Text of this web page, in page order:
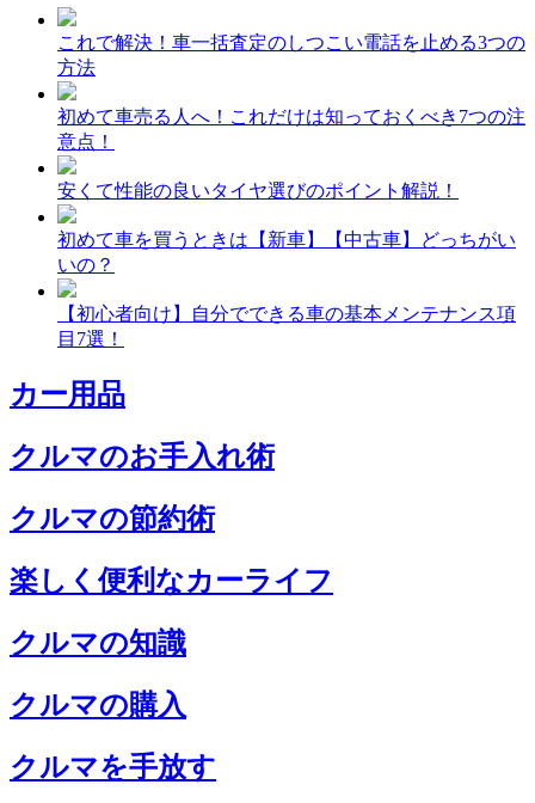
これで解決！車一括査定のしつこい電話を止める3つの
方法
初めて車売る人へ！これだけは知っておくべき7つの注
意点！
安くて性能の良いタイヤ選びのポイント解説！
初めて車を買うときは【新車】【中古車】どっちがい
いの？
【初心者向け】自分でできる車の基本メンテナンス項
目7選！
カー用品
クルマのお手入れ術
クルマの節約術
楽しく便利なカーライフ
クルマの知識
クルマの購入
クルマを手放す